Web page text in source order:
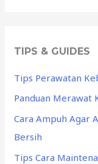
TIPS & GUIDES
Tips Perawatan
Panduan Merawat
Cara Ampuh Agar
Bersih
Tips Cara